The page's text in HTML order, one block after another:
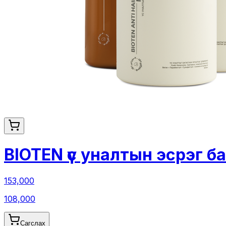
BIOTEN үс уналтын эсрэг
153,000
108,000
Сагслах